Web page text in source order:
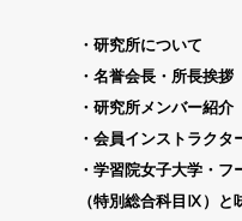
研究所について
名誉会長・所長挨拶
研究所メンバー紹介
会員インストラクタ
学習院女子大学・フ
（特別総合科目Ⅸ）と